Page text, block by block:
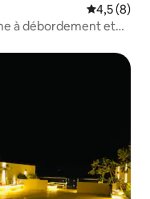
Évaluation
4,5 (8)
à débordement et